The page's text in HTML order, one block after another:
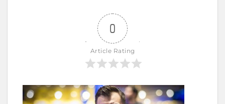
0
Article Rating